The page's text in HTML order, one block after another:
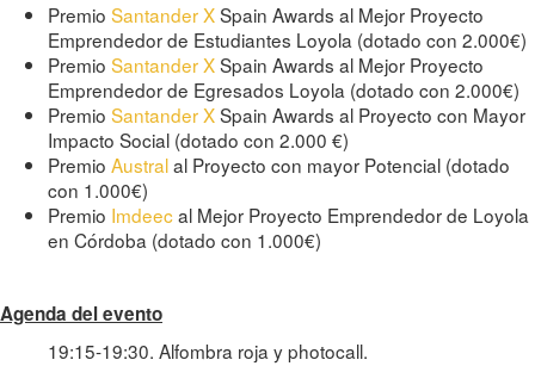
Premio Santander XSpain Awards al Mejor Proyecto
Emprendedor de Estudiantes Loyola (dotado con 2.000€)
Premio Santander XSpain Awards al Mejor Proyecto
Emprendedor de Egresados Loyola (dotado con 2.000€)
Premio Santander XSpain Awards al Proyecto con Mayor
Impacto Social (dotado con 2.000 €)
Premio Australal Proyecto con mayor Potencial (dotado
con 1.000€)
Premio Imdeecal Mejor Proyecto Emprendedor de Loyola
en Córdoba (dotado con 1.000€)
Agenda del evento
19:15-19:30. Alfombra roja y photocall.